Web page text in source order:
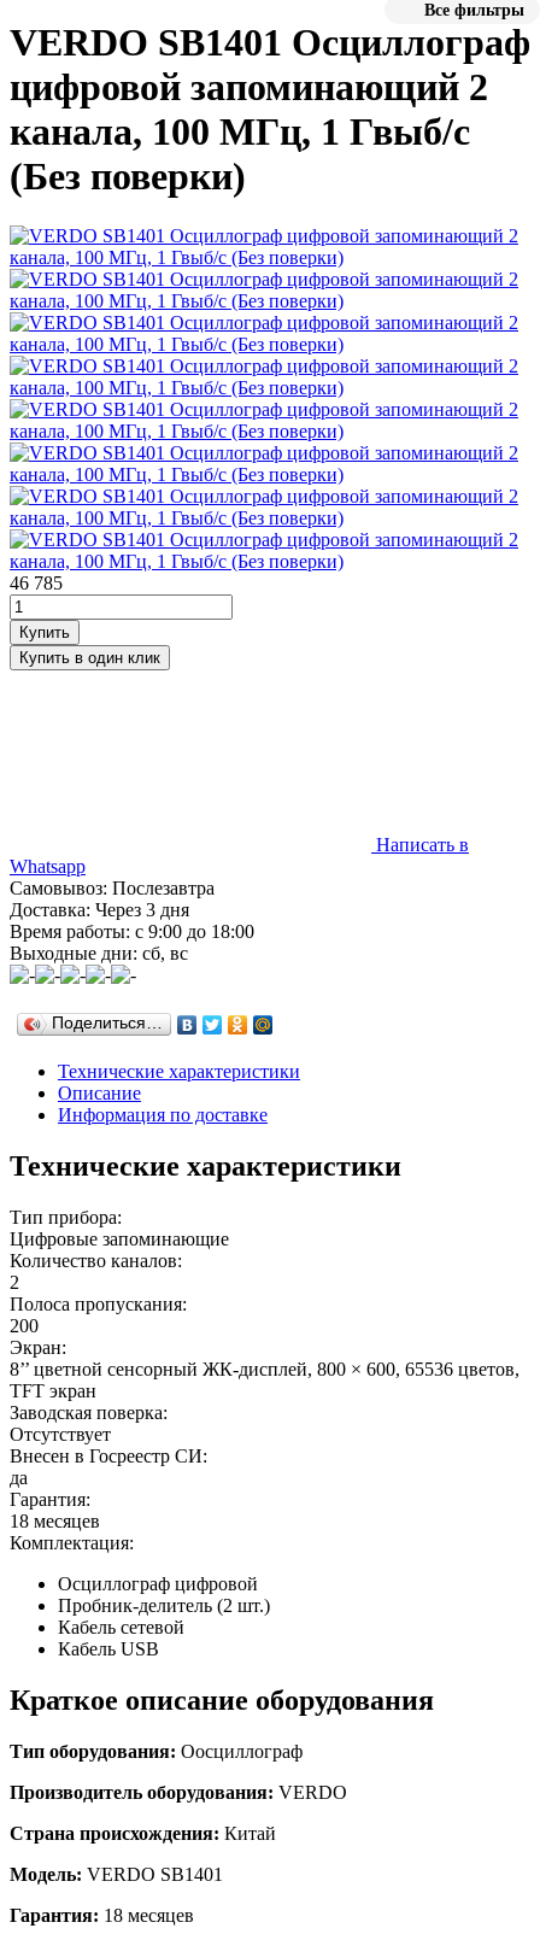
Все фильтры
VERDO SB1401 Осциллограф
цифровой запоминающий 2
канала, 100 МГц, 1 Гвыб/с
(Без поверки)
46 785
Написать в
Whatsapp
Самовывоз: Послезавтра
Доставка: Через 3 дня
Время работы: с 9:00 до 18:00
Выходные дни: сб, вс
Поделиться…
Технические характеристики
Описание
Информация по доставке
Технические характеристики
Тип прибора:
Цифровые запоминающие
Количество каналов:
2
Полоса пропускания:
200
Экран:
8’’ цветной сенсорный ЖК-дисплей, 800 × 600, 65536 цветов,
TFT экран
Заводская поверка:
Отсутствует
Внесен в Госреестр СИ:
да
Гарантия:
18 месяцев
Комплектация:
Осциллограф цифровой
Пробник-делитель (2 шт.)
Кабель сетевой
Кабель USB
Краткое описание оборудования
Тип оборудования: Оосциллограф
Производитель оборудования: VERDO
Страна происхождения: Китай
Модель: VERDO SB1401
Гарантия: 18 месяцев